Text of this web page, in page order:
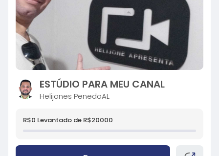
ESTÚDIO PARA MEU CANAL
Helijones PenedoAL
R$0 Levantado de R$20000